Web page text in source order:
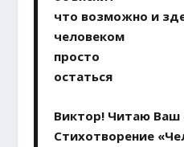
что возможно и
человеком
просто
остаться
Виктор! Читаю Ваш
Стихотворение